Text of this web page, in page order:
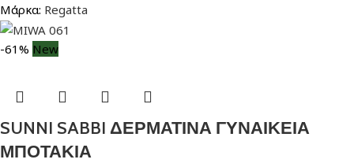
Μάρκα: Regatta
-61% New
SUNNI SABBI ΔΕΡΜΑΤΙΝΑ ΓΥΝΑΙΚΕΙΑ
ΜΠΟΤΑΚΙΑ